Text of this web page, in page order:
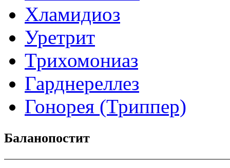
Хламидиоз
Уретрит
Трихомониаз
Гарднереллез
Гонорея (Триппер)
Баланопостит